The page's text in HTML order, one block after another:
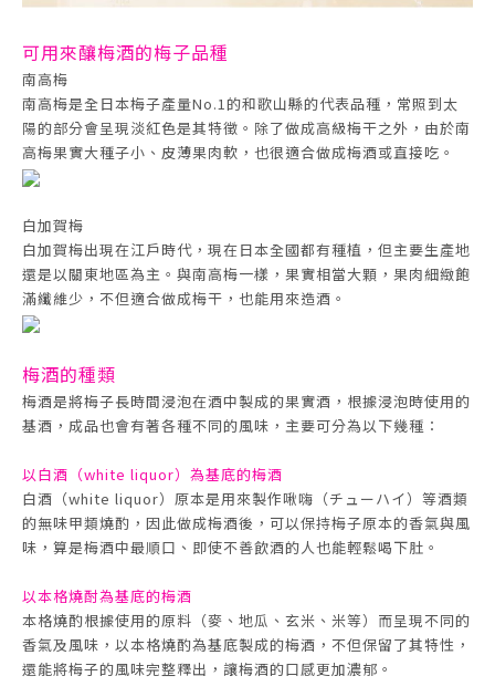
可用來釀梅酒的梅子品種
南高梅
南高梅是全日本梅子產量No.1的和歌山縣的代表品種，常照到太
陽的部分會呈現淡紅色是其特徵。除了做成高級梅干之外，由於南
高梅果實大種子小、皮薄果肉軟，也很適合做成梅酒或直接吃。
白加賀梅
白加賀梅出現在江戶時代，現在日本全國都有種植，但主要生產地
還是以關東地區為主。與南高梅一樣，果實相當大顆，果肉細緻飽
滿纖維少，不但適合做成梅干，也能用來造酒。
梅酒的種類
梅酒是將梅子長時間浸泡在酒中製成的果實酒，根據浸泡時使用的
基酒，成品也會有著各種不同的風味，主要可分為以下幾種：
以白酒（white liquor）為基底的梅酒
白酒（white liquor）原本是用來製作啾嗨（チューハイ）等酒類
的無味甲類燒酌，因此做成梅酒後，可以保持梅子原本的香氣與風
味，算是梅酒中最順口、即使不善飲酒的人也能輕鬆喝下肚。
以本格燒酎為基底的梅酒
本格燒酌根據使用的原料（麥、地瓜、玄米、米等）而呈現不同的
香氣及風味，以本格燒酌為基底製成的梅酒，不但保留了其特性，
還能將梅子的風味完整釋出，讓梅酒的口感更加濃郁。